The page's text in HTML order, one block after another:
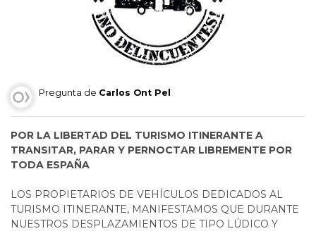
Pregunta de Carlos Ont Pel
POR LA LIBERTAD DEL TURISMO ITINERANTE A
TRANSITAR, PARAR Y PERNOCTAR LIBREMENTE POR
TODA ESPAÑA
LOS PROPIETARIOS DE VEHÍCULOS DEDICADOS AL
TURISMO ITINERANTE, MANIFESTAMOS QUE DURANTE
NUESTROS DESPLAZAMIENTOS DE TIPO LÚDICO Y